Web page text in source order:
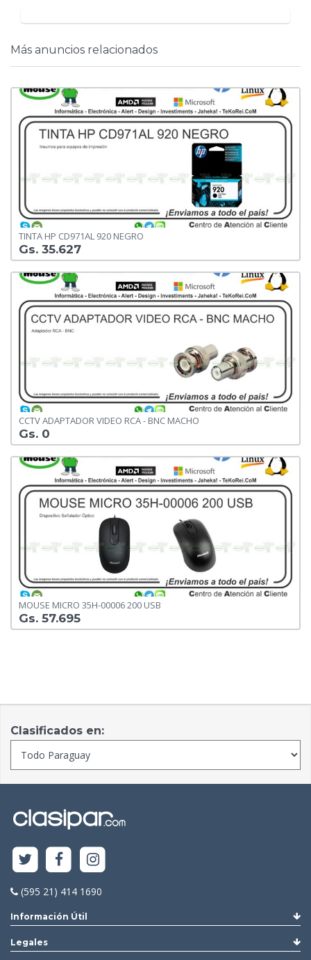
Más anuncios relacionados
TINTA HP CD971AL 920 NEGRO
Gs. 35.627
CCTV ADAPTADOR VIDEO RCA - BNC MACHO
Gs. 0
MOUSE MICRO 35H-00006 200 USB
Gs. 57.695
Clasificados en:
(595 21) 414 1690
Información Útil
Legales